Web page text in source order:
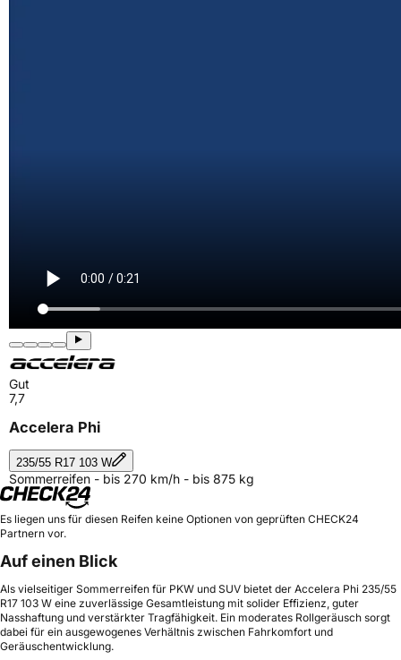
Gut
7,7
Accelera Phi
235/55 R17 103 W
Sommerreifen - bis 270 km/h - bis 875 kg
Es liegen uns für diesen Reifen keine Optionen von geprüften CHECK24
Partnern vor.
Auf einen Blick
Als vielseitiger Sommerreifen für PKW und SUV bietet der Accelera Phi 235/55
R17 103 W eine zuverlässige Gesamtleistung mit solider Effizienz, guter
Nasshaftung und verstärkter Tragfähigkeit. Ein moderates Rollgeräusch sorgt
dabei für ein ausgewogenes Verhältnis zwischen Fahrkomfort und
Geräuschentwicklung.